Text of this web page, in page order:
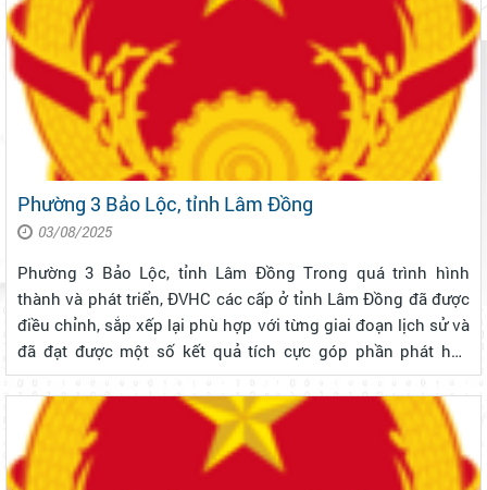
Phường 3 Bảo Lộc, tỉnh Lâm Đồng
03/08/2025
Phường 3 Bảo Lộc, tỉnh Lâm Đồng Trong quá trình hình
thành và phát triển, ĐVHC các cấp ở tỉnh Lâm Đồng đã được
điều chỉnh, sắp xếp lại phù hợp với từng giai đoạn lịch sử và
đã đạt được một số kết quả tích cực góp phần phát huy
nguồn lực thúc đẩy phát triển kinh tế - xã hội, bảo đảm giữ
vững an ninh...